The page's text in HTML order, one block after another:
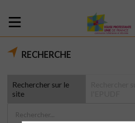
RECHERCHE
Rechercher sur le
site